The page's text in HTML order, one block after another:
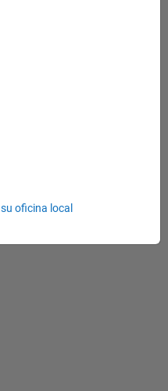
& Ecosystem for Simulink
Engineer
oficina local